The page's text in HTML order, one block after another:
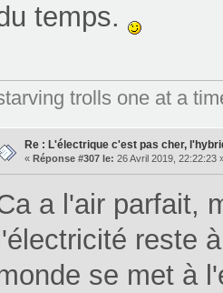
temps.
trolls one at a
Re : L'électrique c'est pas cher,
« Réponse #307 le: 26 Avril 2019, 22:22:23
a l'air parfait,
l'électricité reste
se met à